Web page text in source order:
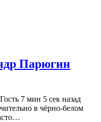
Парюгин
7 мин 5 сек назад
в чёрно-белом